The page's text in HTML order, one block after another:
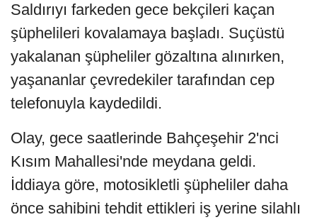
Saldırıyı farkeden gece bekçileri kaçan
şüphelileri kovalamaya başladı. Suçüstü
yakalanan şüpheliler gözaltına alınırken,
yaşananlar çevredekiler tarafından cep
telefonuyla kaydedildi.
Olay, gece saatlerinde Bahçeşehir 2'nci
Kısım Mahallesi'nde meydana geldi.
İddiaya göre, motosikletli şüpheliler daha
önce sahibini tehdit ettikleri iş yerine silahlı